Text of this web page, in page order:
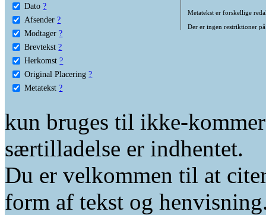
Dato ?
Afsender ?
Modtager ?
Brevtekst ?
Herkomst ?
Original Placering ?
Metatekst ?
Metatekst er forskellige
Der er ingen restriktioner
kun bruges til ikke-
særtilladelse er indhentet.
Du er velkommen til at
form af tekst og